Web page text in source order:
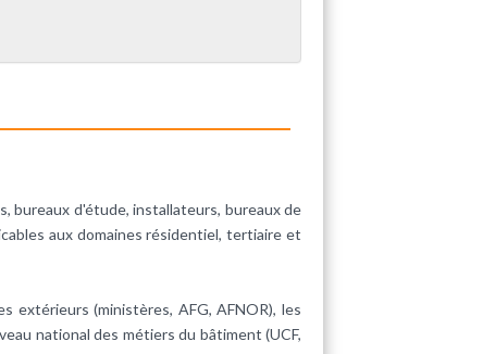
bureaux d'étude, installateurs, bureaux de
aux domaines résidentiel, tertiaire et
extérieurs (ministères, AFG, AFNOR), les
national des métiers du bâtiment (UCF,